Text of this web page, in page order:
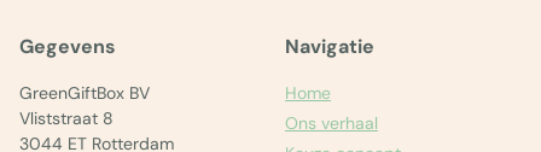
Gegevens
GreenGiftBox BV
Vliststraat 8
3044 ET Rotterdam
Navigatie
Home
Ons verhaal